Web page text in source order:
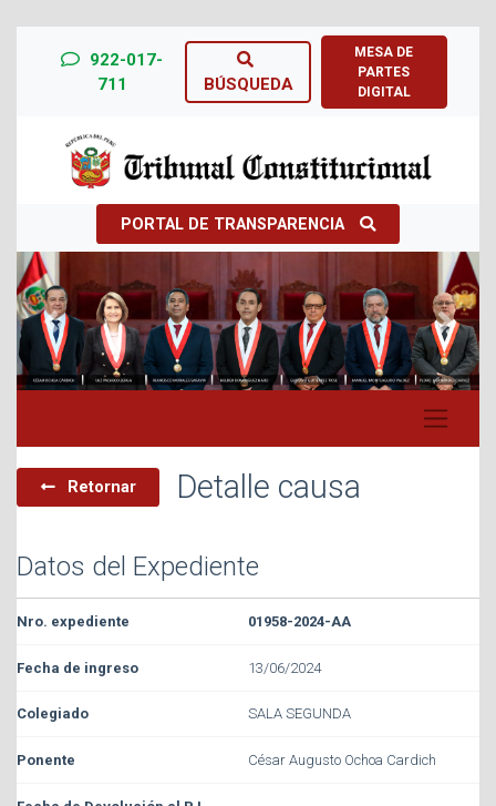
922-017-
711
BÚSQUEDA
MESA DE
PARTES
DIGITAL
PORTAL DE TRANSPARENCIA
Previous Next
Retornar Detalle causa
Datos del Expediente
01958-2024-AA
13/06/2024
SALA SEGUNDA
César Augusto Ochoa Cardich